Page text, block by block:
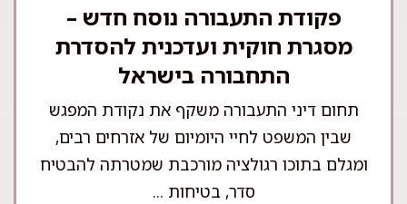
פקודת התעבורה נוסח חדש –
מסגרת חוקית ועדכנית להסדרת
התחבורה בישראל
תחום דיני התעבורה משקף את נקודת המפגש
שבין המשפט לחיי היומיום של אזרחים רבים,
ומגלם בתוכו רגולציה מורכבת שמטרתה להבטיח
סדר, בטיחות ...